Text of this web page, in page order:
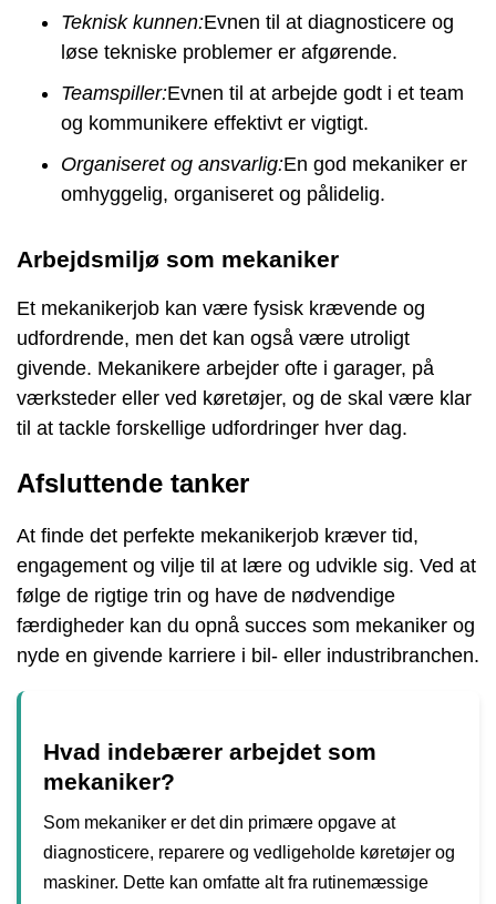
Teknisk kunnen:Evnen til at diagnosticere og
løse tekniske problemer er afgørende.
Teamspiller:Evnen til at arbejde godt i et team
og kommunikere effektivt er vigtigt.
Organiseret og ansvarlig:En god mekaniker er
omhyggelig, organiseret og pålidelig.
Arbejdsmiljø som mekaniker
Et mekanikerjob kan være fysisk krævende og
udfordrende, men det kan også være utroligt
givende. Mekanikere arbejder ofte i garager, på
værksteder eller ved køretøjer, og de skal være klar
til at tackle forskellige udfordringer hver dag.
Afsluttende tanker
At finde det perfekte mekanikerjob kræver tid,
engagement og vilje til at lære og udvikle sig. Ved at
følge de rigtige trin og have de nødvendige
færdigheder kan du opnå succes som mekaniker og
nyde en givende karriere i bil- eller industribranchen.
Hvad indebærer arbejdet som
mekaniker?
Som mekaniker er det din primære opgave at
diagnosticere, reparere og vedligeholde køretøjer og
maskiner. Dette kan omfatte alt fra rutinemæssige